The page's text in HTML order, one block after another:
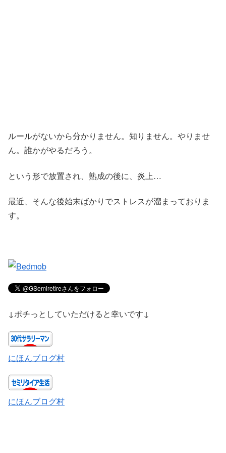
ルールがないから分かりません。知りません。やりませ
ん。誰かがやるだろう。
という形で放置され、熟成の後に、炎上…
最近、そんな後始末ばかりでストレスが溜まっておりま
す。
↓ポチっとしていただけると幸いです↓
にほんブログ村
にほんブログ村